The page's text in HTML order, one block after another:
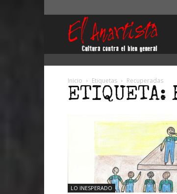
Inicio Etiquetas Recuperadas
ETIQUETA:
LO INESPERADO